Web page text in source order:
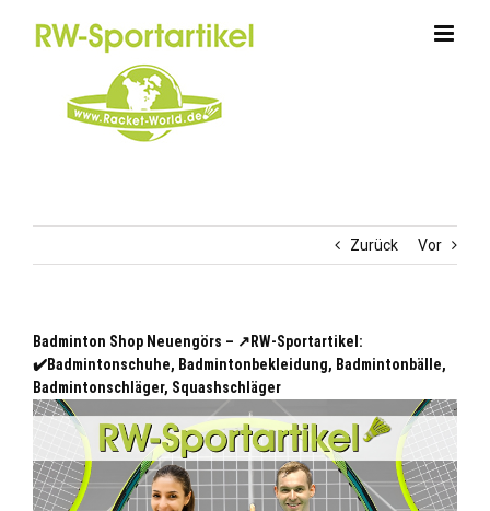
Zurück Vor
Badminton Shop Neuengörs – ↗️RW-Sportartikel:
✔️Badmintonschuhe, Badmintonbekleidung, Badmintonbälle,
Badmintonschläger, Squashschläger